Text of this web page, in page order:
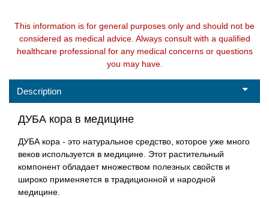
This information is for general purposes only and should not be
considered as medical advice. Always consult with a qualified
healthcare professional for any medical concerns or questions
you may have.
Description
ДУБА кора в медицине
ДУБА кора - это натуральное средство, которое уже много
веков используется в медицине. Этот растительный
компонент обладает множеством полезных свойств и
широко применяется в традиционной и народной
медицине.